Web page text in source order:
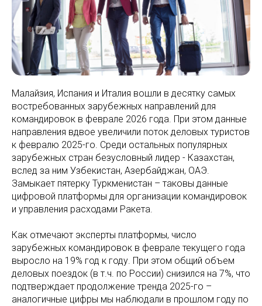
Малайзия, Испания и Италия вошли в десятку самых
востребованных зарубежных направлений для
командировок в феврале 2026 года. При этом данные
направления вдвое увеличили поток деловых туристов
к февралю 2025-го. Среди остальных популярных
зарубежных стран безусловный лидер - Казахстан,
вслед за ним Узбекистан, Азербайджан, ОАЭ.
Замыкает пятерку Туркменистан – таковы данные
цифровой платформы для организации командировок
и управления расходами Ракета.
Как отмечают эксперты платформы, число
зарубежных командировок в феврале текущего года
выросло на 19% год к году. При этом общий объем
деловых поездок (в т.ч. по России) снизился на 7%, что
подтверждает продолжение тренда 2025-го –
аналогичные цифры мы наблюдали в прошлом году по